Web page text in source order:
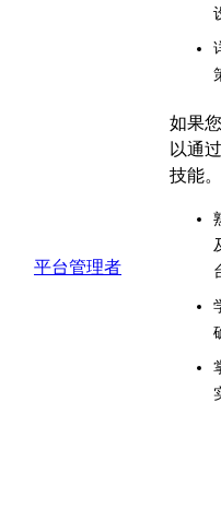
平台管理者
如果
以通
技能